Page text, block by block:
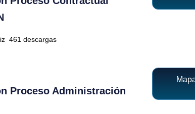
461 descargas
Proceso Administración